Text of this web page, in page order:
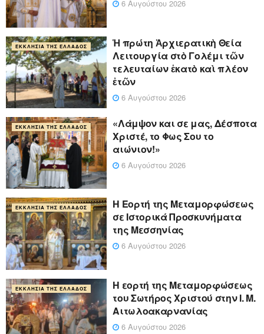
6 Αυγούστου 2026
ΕΚΚΛΗΣΊΑ ΤΗΣ ΕΛΛΆΔΟΣ
Ἡ πρώτη Ἀρχιερατικὴ Θεία
Λειτουργία στὸ Γολέμι τῶν
τελευταίων ἑκατὸ καὶ πλέον
ἐτῶν
6 Αυγούστου 2026
ΕΚΚΛΗΣΊΑ ΤΗΣ ΕΛΛΆΔΟΣ
«Λάμψον και σε μας, Δέσποτα
Χριστέ, το Φως Σου το
αιώνιον!»
6 Αυγούστου 2026
ΕΚΚΛΗΣΊΑ ΤΗΣ ΕΛΛΆΔΟΣ
Η Εορτή της Μεταμορφώσεως
σε Ιστορικά Προσκυνήματα
της Μεσσηνίας
6 Αυγούστου 2026
ΕΚΚΛΗΣΊΑ ΤΗΣ ΕΛΛΆΔΟΣ
Η εορτή της Μεταμορφώσεως
του Σωτήρος Χριστού στην Ι. Μ.
Αιτωλοακαρνανίας
6 Αυγούστου 2026